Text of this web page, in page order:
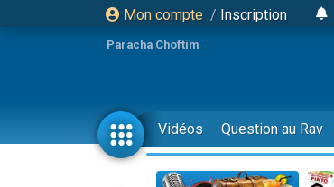
Mon compte / Inscription
Paracha Choftim
Vidéos Question au Rav